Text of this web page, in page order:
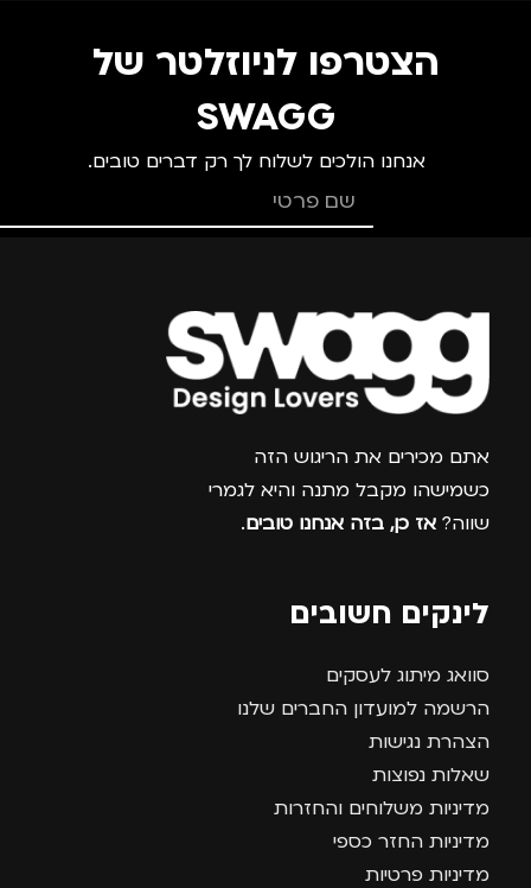
הצטרפו לניוזלטר של
SWAGG
אנחנו הולכים לשלוח לך רק דברים טובים.
צרפו אותי למועדון
אתם מכירים את הריגוש הזה
כשמישהו מקבל מתנה והיא לגמרי
שווה? אז כן, בזה אנחנו טובים.
לינקים חשובים
סוואג מיתוג לעסקים
הרשמה למועדון החברים שלנו
הצהרת נגישות
שאלות נפוצות
מדיניות משלוחים והחזרות
מדיניות החזר כספי
מדיניות פרטיות